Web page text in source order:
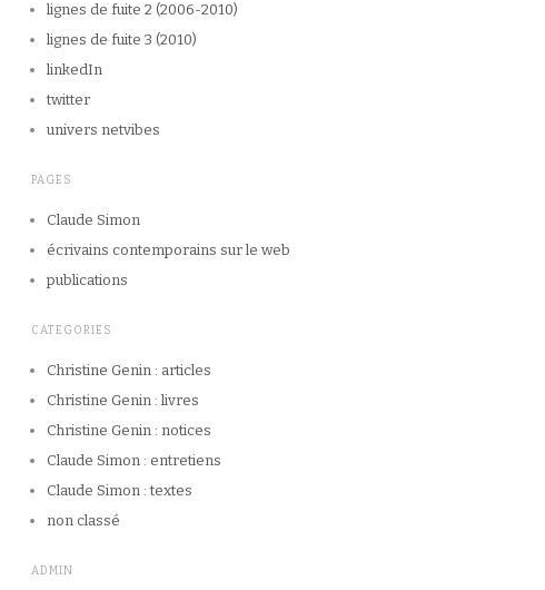
lignes de fuite 2 (2006-2010)
lignes de fuite 3 (2010)
linkedIn
twitter
univers netvibes
PAGES
Claude Simon
écrivains contemporains sur le web
publications
CATEGORIES
Christine Genin : articles
Christine Genin : livres
Christine Genin : notices
Claude Simon : entretiens
Claude Simon : textes
non classé
ADMIN